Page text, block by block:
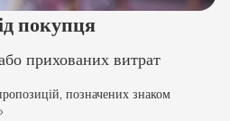
покупця
прихованих витрат
позначених знаком